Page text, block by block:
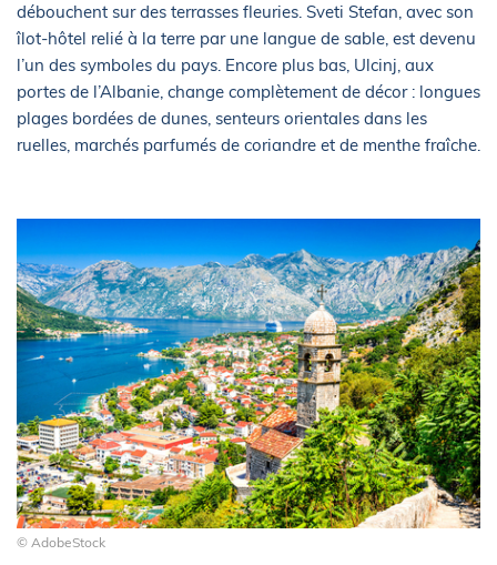
débouchent sur des terrasses fleuries. Sveti Stefan, avec son
îlot-hôtel relié à la terre par une langue de sable, est devenu
l’un des symboles du pays. Encore plus bas, Ulcinj, aux
portes de l’Albanie, change complètement de décor : longues
plages bordées de dunes, senteurs orientales dans les
ruelles, marchés parfumés de coriandre et de menthe fraîche.
© AdobeStock